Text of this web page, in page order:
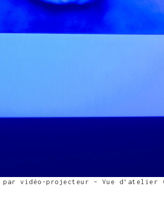
par vidéo-projecteur – Vue